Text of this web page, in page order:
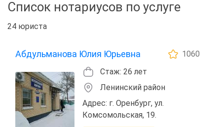
Список нотариусов по услуге
24 юриста
Абдульманова Юлия Юрьевна
1060
Стаж: 26 лет
Ленинский район
Адрес: г. Оренбург, ул.
Комсомольская, 19.